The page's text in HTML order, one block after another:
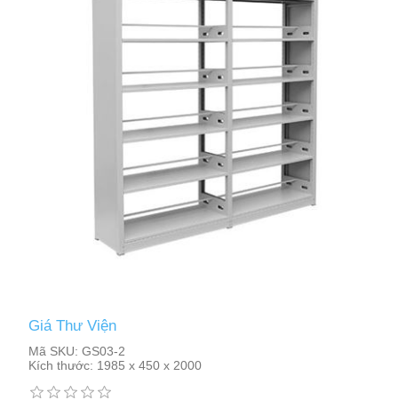
Giá Thư Viện
Mã SKU: GS03-2
Kích thước: 1985 x 450 x 2000